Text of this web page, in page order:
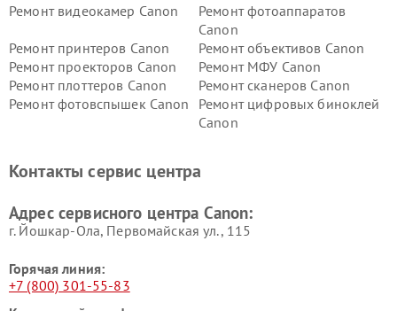
Ремонт видеокамер Canon
Ремонт фотоаппаратов
Canon
Ремонт принтеров Canon
Ремонт объективов Canon
Ремонт проекторов Canon
Ремонт МФУ Canon
Ремонт плоттеров Canon
Ремонт сканеров Canon
Ремонт фотовспышек Canon
Ремонт цифровых биноклей
Canon
Контакты сервис центра
Адрес сервисного центра Canon:
г. Йошкар-Ола, Первомайская ул., 115
Горячая линия:
+7 (800) 301-55-83